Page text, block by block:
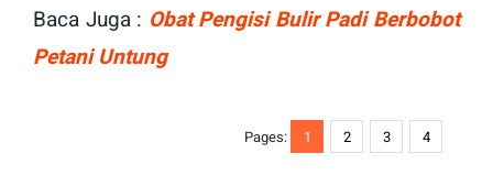
Baca Juga : Obat Pengisi Bulir Padi Berbobot
Petani Untung
Pages: 1 2 3 4